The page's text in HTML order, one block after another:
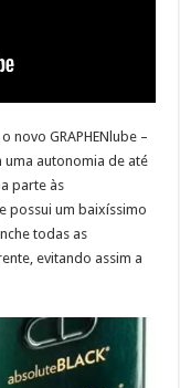
novo GRAPHENlube –
autonomia de até
parte às
possui um baixíssimo
todas as
evitando assim a